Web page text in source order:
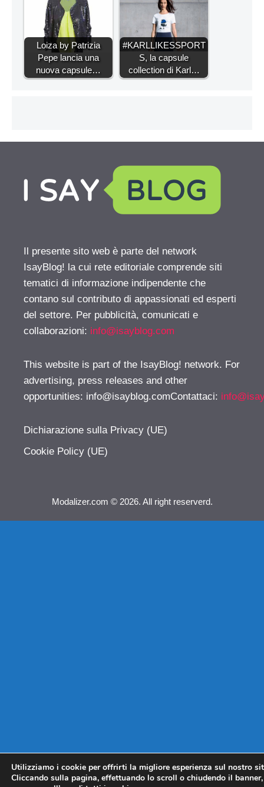
Loiza by Patrizia
Pepe lancia una
nuova capsule…
#KARLLIKESSPORT
S, la capsule
collection di Karl…
Il presente sito web è parte del network
IsayBlog! la cui rete editoriale comprende siti
tematici di informazione indipendente che
contano sul contributo di appassionati ed esperti
del settore. Per pubblicità, comunicati e
collaborazioni: info@isayblog.com
This website is part of the IsayBlog! network. For
advertising, press releases and other
opportunities: info@isayblog.comContattaci:
Dichiarazione sulla Privacy (UE)
Cookie Policy (UE)
Modalizer.com © 2026. All right reserverd.
Utilizziamo i cookie per offrirti la migliore esperienza sul nostro
Cliccando sulla pagina, effettuando lo scroll o chiudendo il